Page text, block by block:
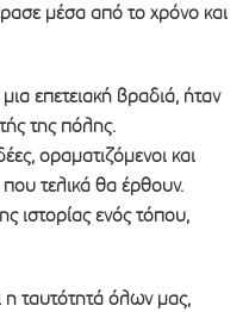
μέσα από το χρόνο και
επετειακή βραδιά, ήταν
της πόλης.
οραματιζόμενοι και
που τελικά θα έρθουν.
ιστορίας ενός τόπου,
η ταυτότητά όλων μας,